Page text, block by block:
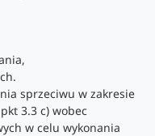
sprzeciwu w zakresie
3.3 c) wobec
w celu wykonania